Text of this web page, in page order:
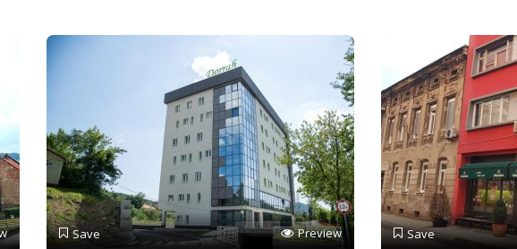
Save Preview Save